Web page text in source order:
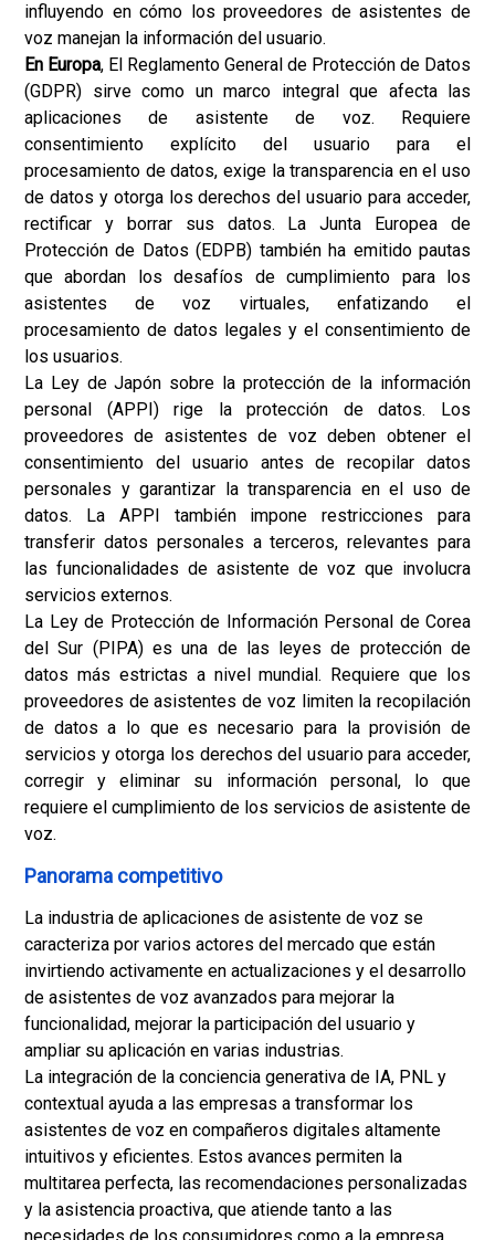
influyendo en cómo los proveedores de asistentes de
voz manejan la información del usuario.
En Europa, El Reglamento General de Protección de Datos
(GDPR) sirve como un marco integral que afecta las
aplicaciones de asistente de voz. Requiere
consentimiento explícito del usuario para el
procesamiento de datos, exige la transparencia en el uso
de datos y otorga los derechos del usuario para acceder,
rectificar y borrar sus datos. La Junta Europea de
Protección de Datos (EDPB) también ha emitido pautas
que abordan los desafíos de cumplimiento para los
asistentes de voz virtuales, enfatizando el
procesamiento de datos legales y el consentimiento de
los usuarios.
La Ley de Japón sobre la protección de la información
personal (APPI) rige la protección de datos. Los
proveedores de asistentes de voz deben obtener el
consentimiento del usuario antes de recopilar datos
personales y garantizar la transparencia en el uso de
datos. La APPI también impone restricciones para
transferir datos personales a terceros, relevantes para
las funcionalidades de asistente de voz que involucra
servicios externos.
La Ley de Protección de Información Personal de Corea
del Sur (PIPA) es una de las leyes de protección de
datos más estrictas a nivel mundial. Requiere que los
proveedores de asistentes de voz limiten la recopilación
de datos a lo que es necesario para la provisión de
servicios y otorga los derechos del usuario para acceder,
corregir y eliminar su información personal, lo que
requiere el cumplimiento de los servicios de asistente de
voz.
Panorama competitivo
La industria de aplicaciones de asistente de voz se
caracteriza por varios actores del mercado que están
invirtiendo activamente en actualizaciones y el desarrollo
de asistentes de voz avanzados para mejorar la
funcionalidad, mejorar la participación del usuario y
ampliar su aplicación en varias industrias.
La integración de la conciencia generativa de IA, PNL y
contextual ayuda a las empresas a transformar los
asistentes de voz en compañeros digitales altamente
intuitivos y eficientes. Estos avances permiten la
multitarea perfecta, las recomendaciones personalizadas
y la asistencia proactiva, que atiende tanto a las